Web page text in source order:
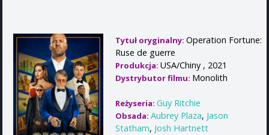
Tytuł oryginalny: Operation Fortune:
Ruse de guerre
Produkcja: USA/Chiny , 2021
Dystrybutor filmu: Monolith
Reżyseria: Guy Ritchie
Obsada: Aubrey Plaza, Jason
Statham, Josh Hartnett